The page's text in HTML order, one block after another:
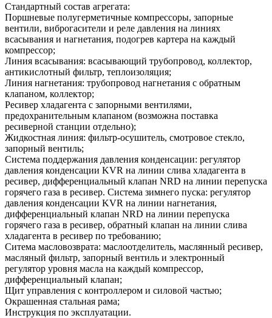
Стандартный состав агрегата:
Поршневые полугерметичные компрессоры, запорные
вентили, виброгасители и реле давления на линиях
всасывания и нагнетания, подогрев картера на каждый
компрессор;
Линия всасывания: всасывающий трубопровод, коллектор,
антикислотный фильтр, теплоизоляция;
Линия нагнетания: трубопровод нагнетания с обратным
клапаном, коллектор;
Ресивер хладагента с запорными вентилями,
предохранительным клапаном (возможна поставка
ресиверной станции отдельно);
Жидкостная линия: фильтр-осушитель, смотровое стекло,
запорный вентиль;
Система поддержания давления конденсации: регулятор
давления конденсации KVR на линии слива хладагента в
ресивер, дифференциальный клапан NRD на линии перепуска
горячего газа в ресивер. Система зимнего пуска: регулятор
давления конденсации KVR на линии нагнетания,
дифференциальный клапан NRD на линии перепуска
горячего газа в ресивер, обратный клапан на линии слива
хладагента в ресивер по требованию;
Ситема масловозврата: маслоотделитель, маслянный ресивер,
масляный фильтр, запорный вентиль и электронный
регулятор уровня масла на каждый компрессор,
дифференциальный клапан;
Щит управления с контроллером и силовой частью;
Окрашенная стальная рама;
Инструкция по эксплуатации.